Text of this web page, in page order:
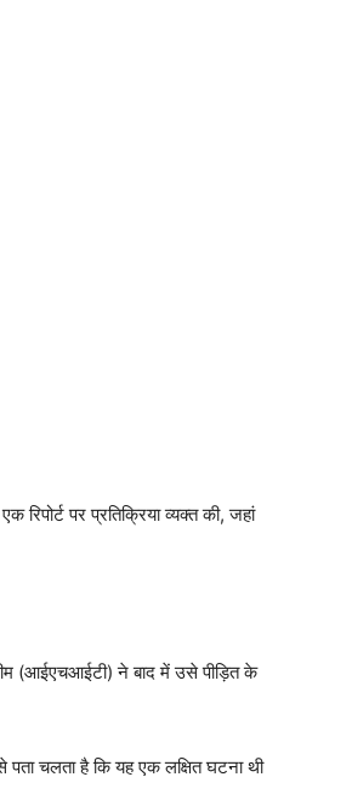
रिपोर्ट पर प्रतिक्रिया व्यक्त की, जहां
(आईएचआईटी) ने बाद में उसे पीड़ित के
चलता है कि यह एक लक्षित घटना थी